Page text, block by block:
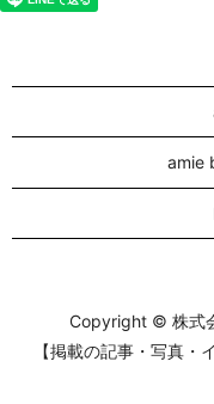
amie
Copyright © 株式
【掲載の記事・写真・